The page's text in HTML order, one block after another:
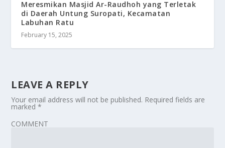
Meresmikan Masjid Ar-Raudhoh yang Terletak
di Daerah Untung Suropati, Kecamatan
Labuhan Ratu
February 15, 2025
LEAVE A REPLY
Your email address will not be published. Required fields are
marked*
COMMENT